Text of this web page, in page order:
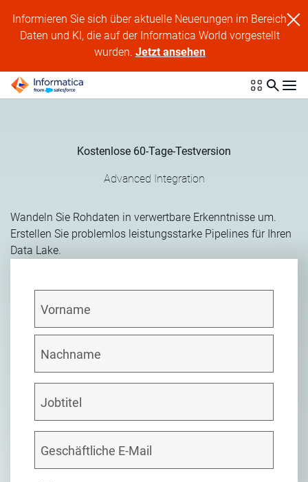
Informieren Sie sich über aktuelle Neuerungen im Bereich
Daten und KI, die auf der Informatica World vorgestellt
wurden. Jetzt ansehen
Kostenlose 60-Tage-Testversion
Advanced Integration
Wandeln Sie Rohdaten in verwertbare Erkenntnisse um.
Erstellen Sie problemlos leistungsstarke Pipelines für Ihren
Data Lake.